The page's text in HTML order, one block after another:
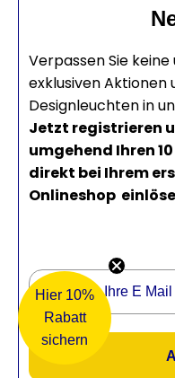
Verpassen Sie
exklusiven Aktionen
Designleuchten in
Jetzt registrieren
umgehend Ihren
direkt bei Ihrem
Onlineshop
design@goodnight-
Hier 10%
Rabatt
sichern